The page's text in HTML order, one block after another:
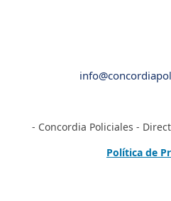
- Concordia Policiales -
Política de